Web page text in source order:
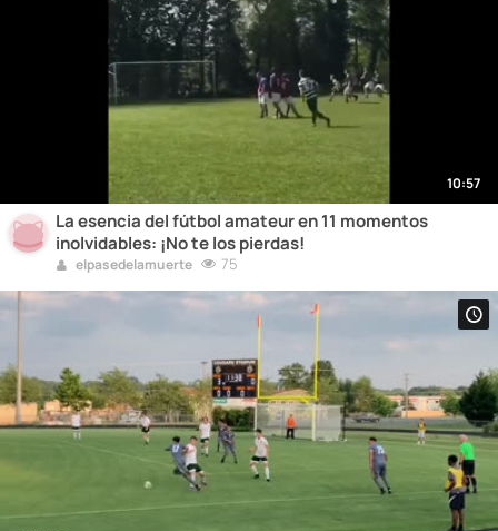
10:57
La esencia del fútbol amateur en 11 momentos
inolvidables: ¡No te los pierdas!
elpasedelamuerte 75